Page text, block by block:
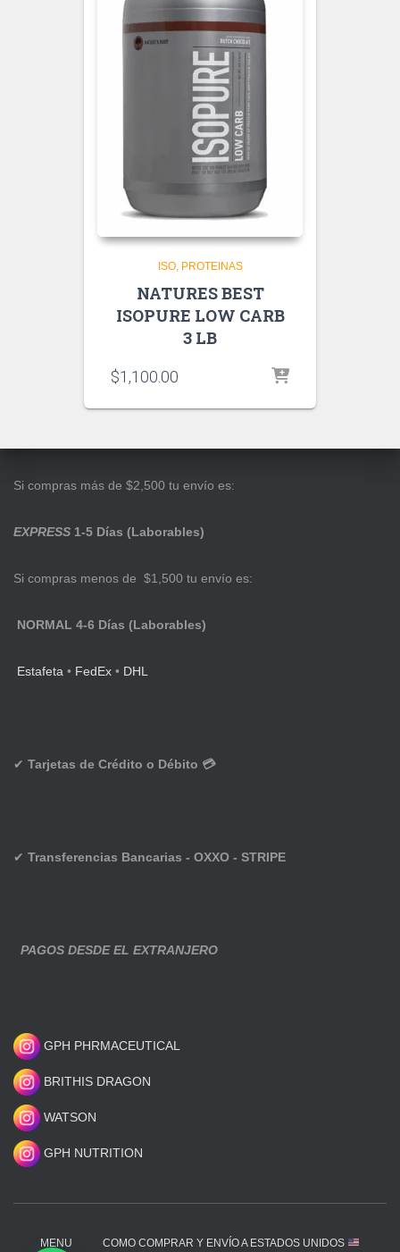
ISO PROTEINAS
NATURES BEST
ISOPURE LOW CARB
3 LB
$1,100.00
Si compras más de $2,500 tu envío es:
EXPRESS 1-5 Días (Laborables)
Si compras menos de $1,500 tu envío es:
NORMAL 4-6 Días (Laborables)
Estafeta • FedEx • DHL
✔ Tarjetas de Crédito o Débito 💳
✔ Transferencias Bancarias - OXXO - STRIPE
PAGOS DESDE EL EXTRANJERO
GPH PHRMACEUTICAL
BRITHIS DRAGON
WATSON
GPH NUTRITION
MENU COMO COMPRAR Y ENVÍO A ESTADOS UNIDOS